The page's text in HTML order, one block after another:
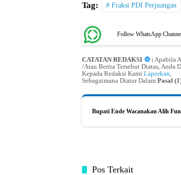
Tag: Fraksi PDI Perjuangan
Follow WhatsApp
CATATAN REDAKSI : Apabila
/Atau Berita Tersebut Diatas, Anda
Kepada Redaksi Kami Laporkan
Sebagaimana Diatur Dalam Pasal
Bupati Ende Wacanakan Alih
Pos Terkait